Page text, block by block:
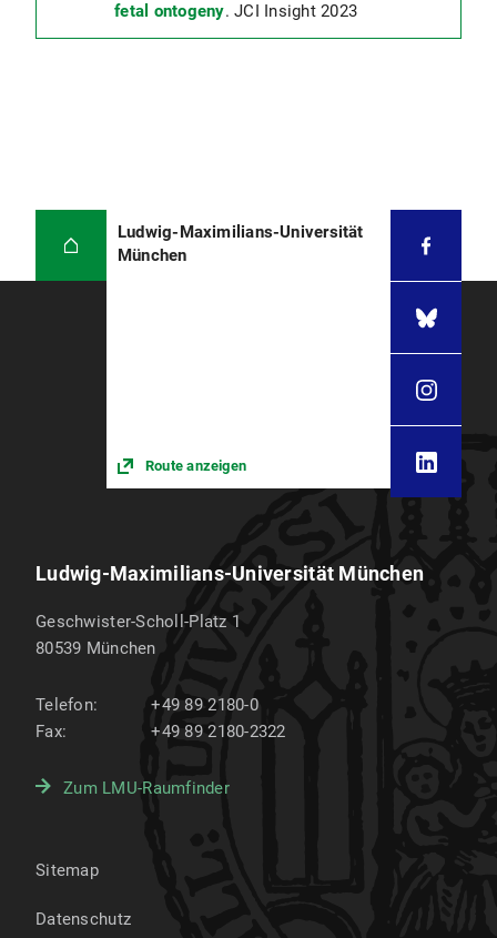
fetal ontogeny. JCI Insight 2023
Ludwig-Maximilians-Universität
München
Route anzeigen
Ludwig-Maximilians-Universität München
Geschwister-Scholl-Platz 1
80539 München
Telefon:
+49 89 2180-0
Fax:
+49 89 2180-2322
Zum LMU-Raumfinder
Sitemap
Datenschutz